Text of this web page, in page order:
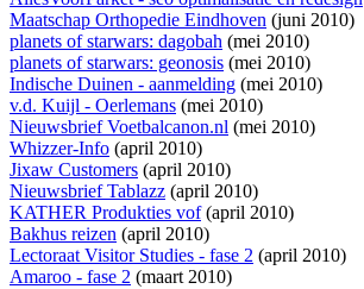
Maatschap Orthopedie Eindhoven (juni 2010)
planets of starwars: dagobah (mei 2010)
planets of starwars: geonosis (mei 2010)
Indische Duinen - aanmelding (mei 2010)
v.d. Kuijl - Oerlemans (mei 2010)
Nieuwsbrief Voetbalcanon.nl (mei 2010)
Whizzer-Info (april 2010)
Jixaw Customers (april 2010)
Nieuwsbrief Tablazz (april 2010)
KATHER Produkties vof(april 2010)
Bakhus reizen (april 2010)
Lectoraat Visitor Studies - fase 2 (april 2010)
Amaroo - fase 2 (maart 2010)